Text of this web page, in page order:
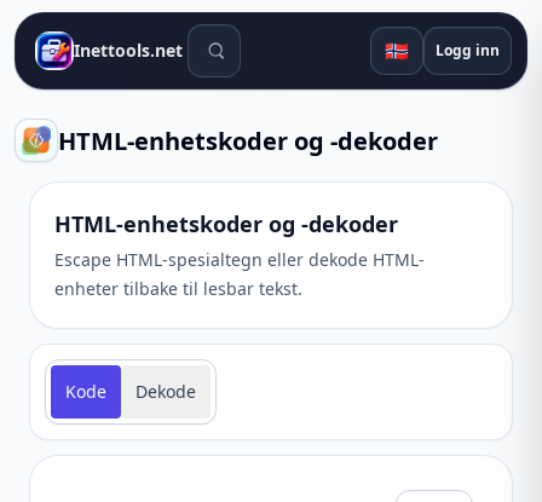
Inettools.net Søkeverktøy 🇳🇴 Logg inn
HTML-enhetskoder og -dekoder
HTML-enhetskoder og -dekoder
Escape HTML-spesialtegn eller dekode HTML-
enheter tilbake til lesbar tekst.
Kode Dekode